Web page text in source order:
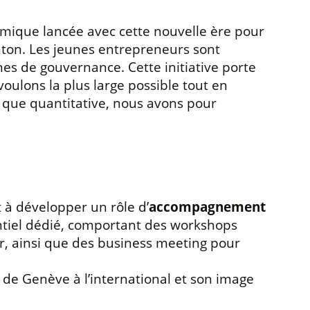
lancée avec cette nouvelle ère pour
Les jeunes entrepreneurs sont
de gouvernance. Cette initiative porte
la plus large possible tout en
quantitative, nous avons pour
développer un rôle d’accompagnement
dédié, comportant des workshops
ainsi que des business meeting pour
Genève à l’international et son image